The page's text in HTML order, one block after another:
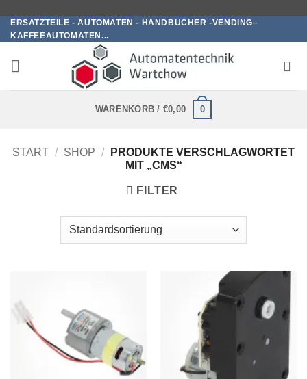
Zum
Inhalt
springen
ERSATZTEILE - AUTOMATEN - HANDBÜCHER -VENDING–
KAFFEEAUTOMATEN...
WARENKORB / €0,00 0
START / SHOP /
PRODUKTE VERSCHLAGWORTET
MIT „CMS“
FILTER